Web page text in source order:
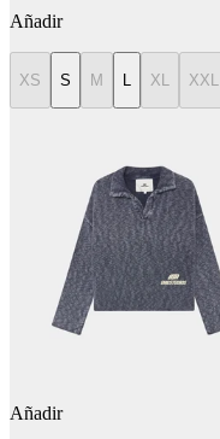
Añadir
XS S M XL XXL
Añadir